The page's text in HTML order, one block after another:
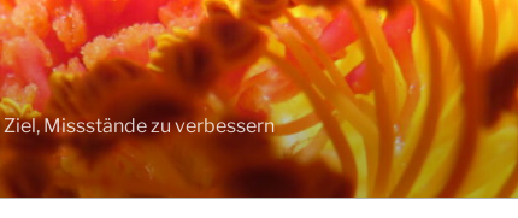
Missstände zu verbessern